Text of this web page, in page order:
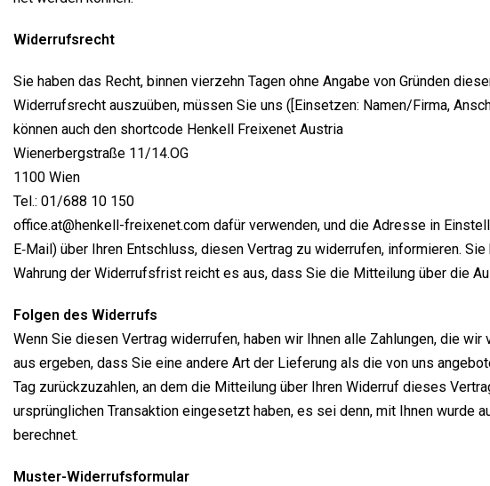
Wider­rufs­recht
Sie haben das Recht, bin­nen vier­zehn Tagen ohne Anga­be von Grün­den
Wider­rufs­recht aus­zu­üben, müs­sen Sie uns ([Ein­set­zen: Namen/Firma,
kön­nen auch den short­code Hen­kell Freixenet Austria
Wie­ner­berg­stra­ße 11/14.OG
1100 Wien
Tel.: 01/688 10 150
office.at@henkell-freixenet.com dafür ver­wen­den, und die Adres­se in
E‑Mail) über Ihren Ent­schluss, die­sen Ver­trag zu wider­ru­fen, infor­mie­ren.
Wah­rung der Wider­rufs­frist reicht es aus, dass Sie die Mit­tei­lung über die
Fol­gen des Widerrufs
Wenn Sie die­sen Ver­trag wider­ru­fen, haben wir Ihnen alle Zah­lun­gen, die
aus erge­ben, dass Sie eine ande­re Art der Lie­fe­rung als die von uns
Tag zurück­zu­zah­len, an dem die Mit­tei­lung über Ihren Wider­ruf die­ses
ursprüng­li­chen Trans­ak­ti­on ein­ge­setzt haben, es sei denn, mit Ihnen wur­de
berechnet.
Mus­ter-Wider­rufs­for­mu­lar